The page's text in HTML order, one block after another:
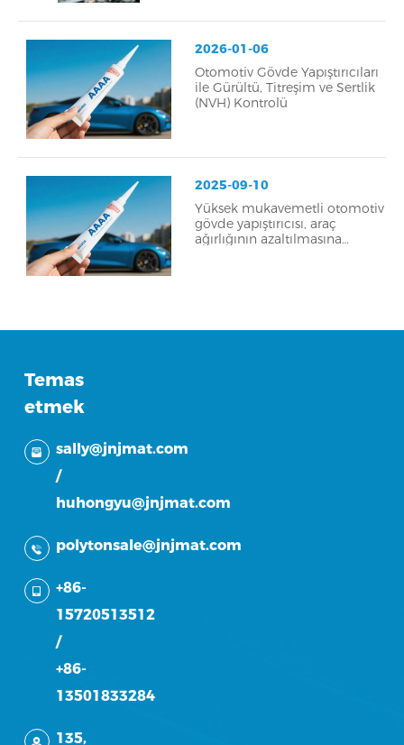
2026-01-06
Otomotiv Gövde Yapıştırıcıları
ile Gürültü, Titreşim ve Sertlik
(NVH) Kontrolü
2025-09-10
Yüksek mukavemetli otomotiv
gövde yapıştırıcısı, araç
ağırlığının azaltılmasına
Temas
etmek
sally@jnjmat.com
/
huhongyu@jnjmat.com
polytonsale@jnjmat.com
+86-
15720513512
/
+86-
13501833284
135,